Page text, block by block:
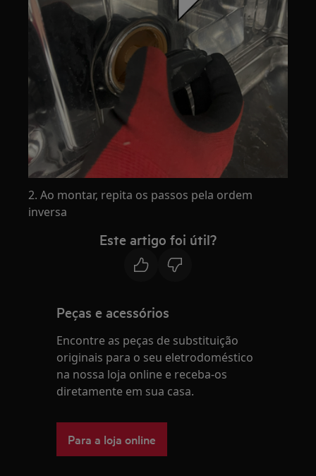
2. Ao montar, repita os passos pela ordem
inversa
Este artigo foi útil?
Peças e acessórios
Encontre as peças de substituição
originais para o seu eletrodoméstico
na nossa loja online e receba-os
diretamente em sua casa.
Para a loja online